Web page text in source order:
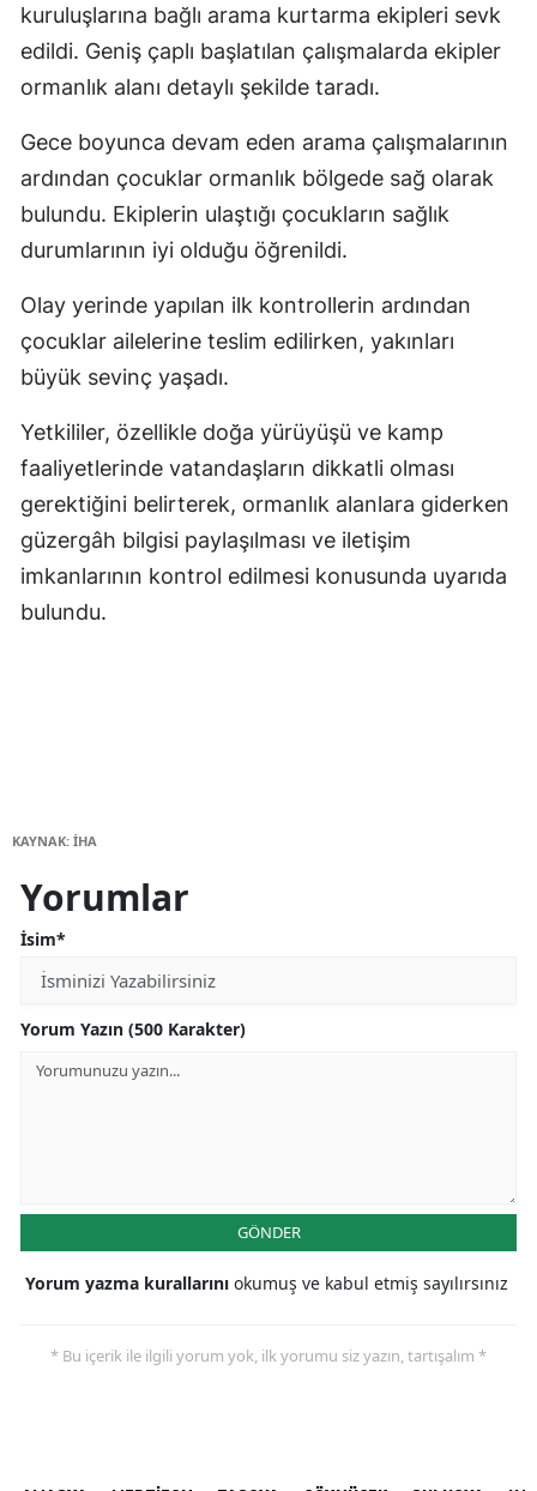
kuruluşlarına bağlı arama kurtarma ekipleri sevk
edildi. Geniş çaplı başlatılan çalışmalarda ekipler
ormanlık alanı detaylı şekilde taradı.
Gece boyunca devam eden arama çalışmalarının
ardından çocuklar ormanlık bölgede sağ olarak
bulundu. Ekiplerin ulaştığı çocukların sağlık
durumlarının iyi olduğu öğrenildi.
Olay yerinde yapılan ilk kontrollerin ardından
çocuklar ailelerine teslim edilirken, yakınları
büyük sevinç yaşadı.
Yetkililer, özellikle doğa yürüyüşü ve kamp
faaliyetlerinde vatandaşların dikkatli olması
gerektiğini belirterek, ormanlık alanlara giderken
güzergâh bilgisi paylaşılması ve iletişim
imkanlarının kontrol edilmesi konusunda uyarıda
bulundu.
KAYNAK: İHA
Yorumlar
İsim*
Yorum Yazın (500 Karakter)
GÖNDER
Yorum yazma kurallarını okumuş ve kabul etmiş sayılırsınız
* Bu içerik ile ilgili yorum yok, ilk yorumu siz yazın, tartışalım *